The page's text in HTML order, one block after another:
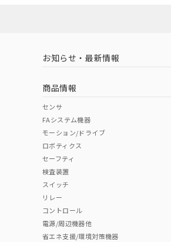
中国 RoHS 注意事項・凡例
中国 RoHS表
Pb Hg
"対応済み"や非含有の記載がされ
非含有品が必要な際は、弊社営業
（イギリス
（ノルウェー
お知らせ・最新情報
商品情報
センサ
FAシステム機器
モーション/ドライブ
ロボティクス
セーフティ
検査装置
スイッチ
リレー
コントロール
電源/周辺機器他
省エネ支援/環境対策機器